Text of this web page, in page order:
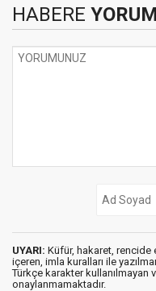
HABERE
UYARI: Küfür, hakaret, rencide
içeren, imla kuralları ile
Türkçe karakter kullanılmayan
onaylanmamaktadır.